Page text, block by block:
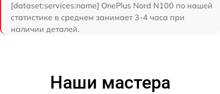
[dataset:services:name] OnePlus Nord N100 по нашей
статистике в среднем занимает 3-4 часа при
наличии деталей.
Наши мастера